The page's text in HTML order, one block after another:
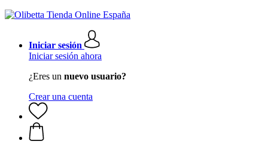
Iniciar sesión
Iniciar sesión ahora
¿Eres un nuevo usuario?
Crear una cuenta